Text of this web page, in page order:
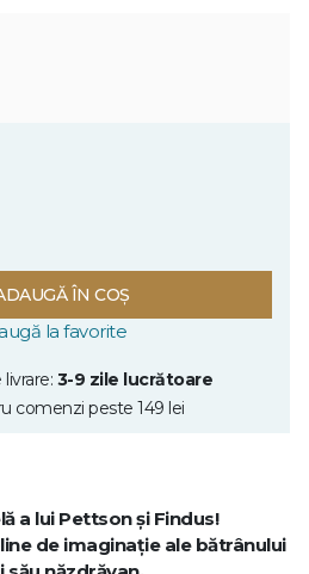
ÎN COȘ
la favorite
3-9 zile lucrătoare
comenzi peste 149 lei
a lui Pettson și Findus!
de imaginație ale bătrânului